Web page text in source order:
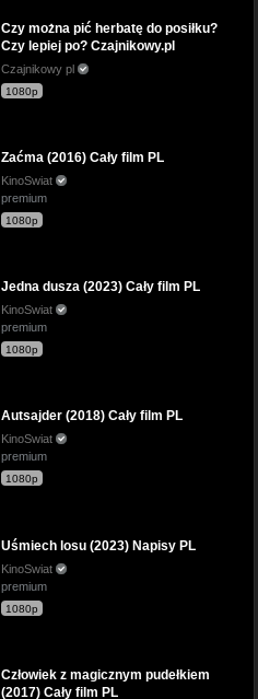
Czy można pić herbatę do posiłku?
Czy lepiej po? Czajnikowy.pl
Czajnikowy pl
1080p
Zaćma (2016) Cały film PL
KinoSwiat
premium
1080p
Jedna dusza (2023) Cały film PL
KinoSwiat
premium
1080p
Autsajder (2018) Cały film PL
KinoSwiat
premium
1080p
Uśmiech losu (2023) Napisy PL
KinoSwiat
premium
1080p
Człowiek z magicznym pudełkiem
(2017) Cały film PL